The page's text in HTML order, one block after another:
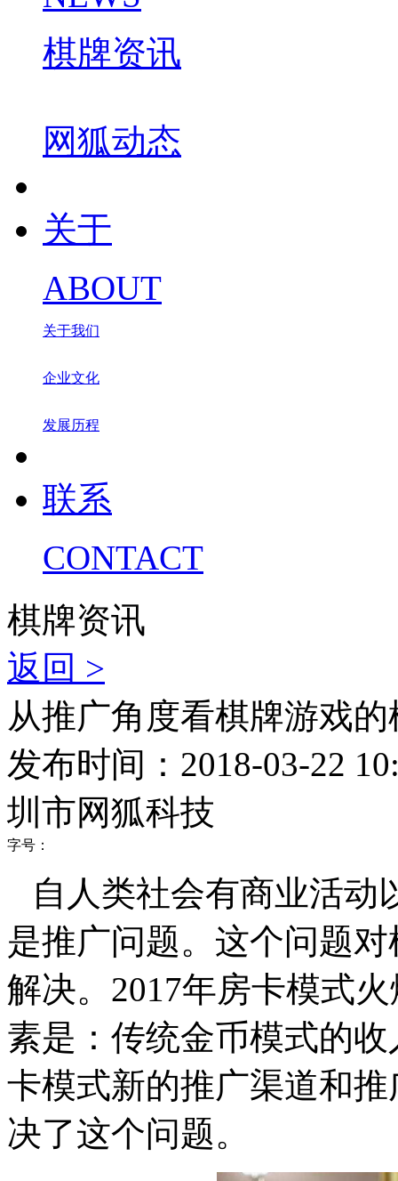
棋牌资讯
网狐动态
关于
ABOUT
关于我们
企业文化
发展历程
联系
CONTACT
棋牌资讯
返回 >
从推广角度看棋牌游戏
发布时间：2018-03-22
圳市网狐科技
字号：
自人类社会有商业活动
是推广问题。这个问题
解决。 2017年房卡模式
素是：传统金币模式的
卡模式新的推广渠道和
决了这个问题。